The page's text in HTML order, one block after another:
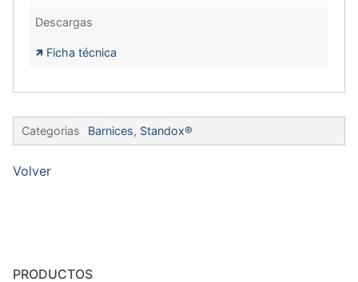
Descargas
🡽 Ficha técnica
Categorias Barnices, Standox®
Volver
PRODUCTOS